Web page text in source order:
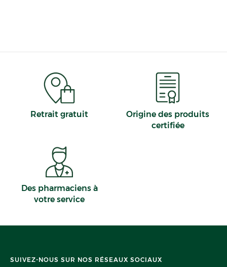
Retrait gratuit
Origine des produits
certifiée
Des pharmaciens à
votre service
SUIVEZ-NOUS SUR NOS RÉSEAUX SOCIAUX